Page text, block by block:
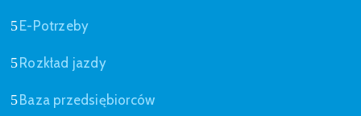
E-Potrzeby
Rozkład jazdy
Baza przedsiębiorców